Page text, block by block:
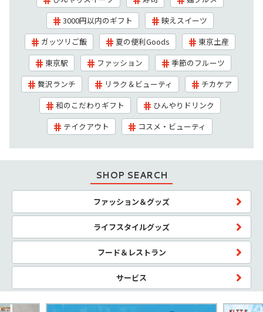
3000円以内のギフト
映えスイーツ
ガッツリご飯
夏の便利Goods
東京土産
東京駅
ファッション
季節のフルーツ
贅沢ランチ
リラク＆ビューティ
チカケア
和のこだわりギフト
ひんやりドリンク
テイクアウト
コスメ・ビューティ
SHOP SEARCH
ファッション＆グッズ
ライフスタイルグッズ
フード＆レストラン
サービス